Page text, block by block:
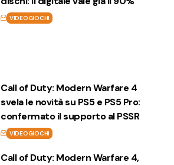
VIDEOGIOCHI
Call of Duty: Modern Warfare 4
svela le novità su PS5 e PS5 Pro:
confermato il supporto al PSSR
VIDEOGIOCHI
Call of Duty: Modern Warfare 4,